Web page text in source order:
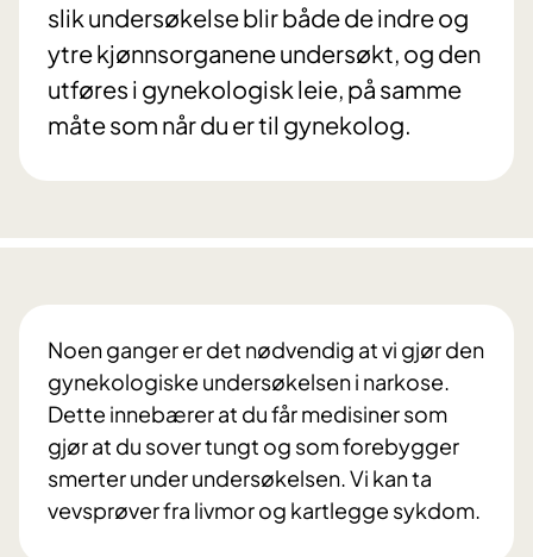
slik undersøkelse blir både de indre og
ytre kjønnsorganene undersøkt, og den
utføres i gynekologisk leie, på samme
måte som når du er til gynekolog.
Noen ganger er det nødvendig at vi gjør den
gynekologiske undersøkelsen i narkose.
Dette innebærer at du får medisiner som
gjør at du sover tungt og som forebygger
smerter under undersøkelsen. Vi kan ta
vevsprøver fra livmor og kartlegge sykdom.